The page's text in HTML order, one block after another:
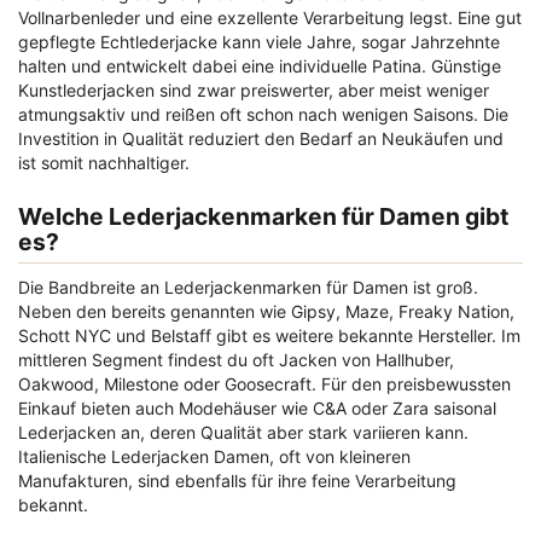
Vollnarbenleder und eine exzellente Verarbeitung legst. Eine gut
gepflegte Echtlederjacke kann viele Jahre, sogar Jahrzehnte
halten und entwickelt dabei eine individuelle Patina. Günstige
Kunstlederjacken sind zwar preiswerter, aber meist weniger
atmungsaktiv und reißen oft schon nach wenigen Saisons. Die
Investition in Qualität reduziert den Bedarf an Neukäufen und
ist somit nachhaltiger.
Welche Lederjackenmarken für Damen gibt
es?
Die Bandbreite an Lederjackenmarken für Damen ist groß.
Neben den bereits genannten wie Gipsy, Maze, Freaky Nation,
Schott NYC und Belstaff gibt es weitere bekannte Hersteller. Im
mittleren Segment findest du oft Jacken von Hallhuber,
Oakwood, Milestone oder Goosecraft. Für den preisbewussten
Einkauf bieten auch Modehäuser wie C&A oder Zara saisonal
Lederjacken an, deren Qualität aber stark variieren kann.
Italienische Lederjacken Damen, oft von kleineren
Manufakturen, sind ebenfalls für ihre feine Verarbeitung
bekannt.